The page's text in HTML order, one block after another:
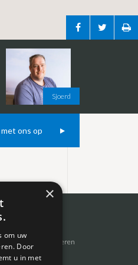
Sjoerd
ons op
Auto’s importeren
Bemiddeling
×
om uw
Door
u in met